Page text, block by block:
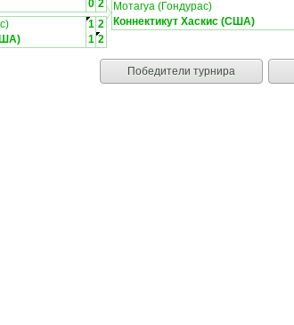
0 2
1 2
1 2
Мотагуа (Гондурас)
Коннектикут Хаскис (США)
Победители турнира